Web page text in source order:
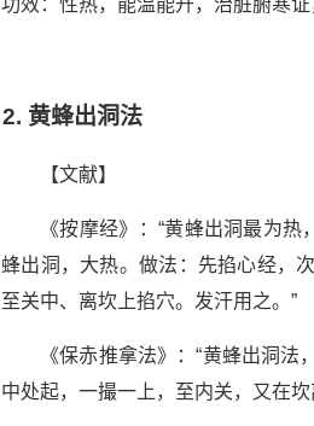
功效：性热，能温能升，治脏腑寒证
2. 黄蜂出洞法
【文献】
《按摩经》：“黄蜂出洞最为
蜂出洞，大热。做法：先掐心经，
至关中、离坎上掐穴。发汗用之。”
《保赤推拿法》：“黄蜂出洞
中处起，一撮一上，至内关，又在